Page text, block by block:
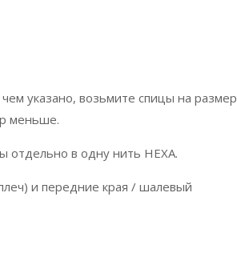
указано, возьмите спицы на размер
меньше.
отдельно в одну нить НЕХА.
и передние края / шалевый